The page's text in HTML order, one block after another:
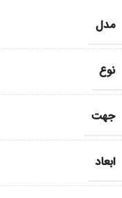
مدل
نوع
جهت
ابعاد